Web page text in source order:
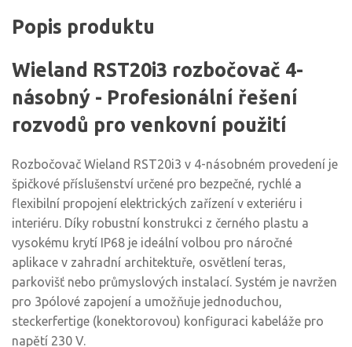
Popis produktu
Wieland RST20i3 rozbočovač 4-
násobný - Profesionální řešení
rozvodů pro venkovní použití
Rozbočovač Wieland RST20i3 v 4-násobném provedení je
špičkové příslušenství určené pro bezpečné, rychlé a
flexibilní propojení elektrických zařízení v exteriéru i
interiéru. Díky robustní konstrukci z černého plastu a
vysokému krytí IP68 je ideální volbou pro náročné
aplikace v zahradní architektuře, osvětlení teras,
parkovišť nebo průmyslových instalací. Systém je navržen
pro 3pólové zapojení a umožňuje jednoduchou,
steckerfertige (konektorovou) konfiguraci kabeláže pro
napětí 230 V.